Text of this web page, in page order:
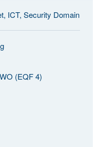
ICT, Security Domain
(EQF 4)